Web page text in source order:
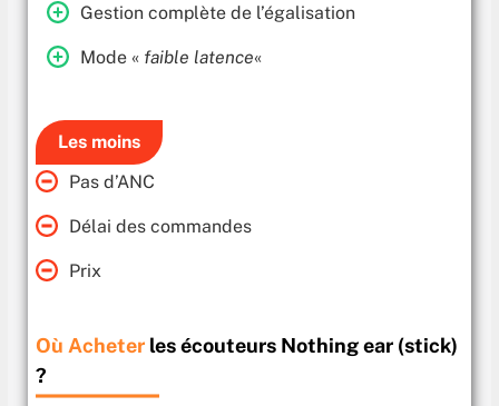
Gestion complète de l’égalisation
Mode « faible latence«
Les moins
Pas d’ANC
Délai des commandes
Prix
Où Acheter les écouteurs Nothing ear (stick)
?